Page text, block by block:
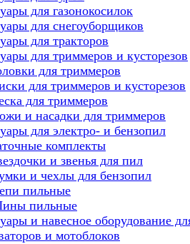
для газонокосилок
для снегоуборщиков
для тракторов
для триммеров и кусторезов
для триммеров
для триммеров и кусторезов
для триммеров
и насадки для триммеров
для электро- и бензопил
комплекты
и звенья для пил
и чехлы для бензопил
пильные
пильные
и навесное оборудование
и мотоблоков